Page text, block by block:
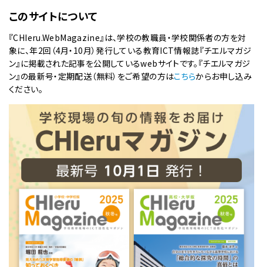
このサイトについて
『CHIeru.WebMagazine』は、学校の教職員・学校関係者の方を対
象に、年2回（4月・10月）発行している教育ICT情報誌『チエルマガジ
ン』に掲載された記事を公開しているwebサイトです。『チエルマガジ
ン』の最新号・定期配送（無料）をご希望の方はこちらからお申し込み
ください。